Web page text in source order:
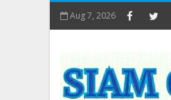
Aug 7, 2026